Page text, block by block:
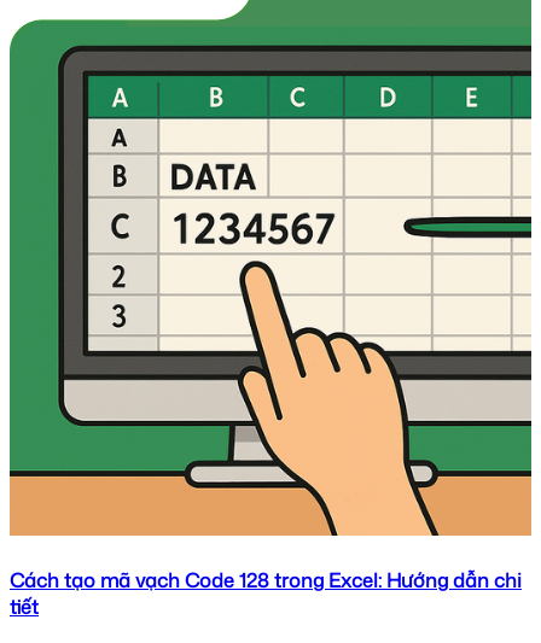
Cách tạo mã vạch Code 128 trong Excel: Hướng dẫn chi
tiết